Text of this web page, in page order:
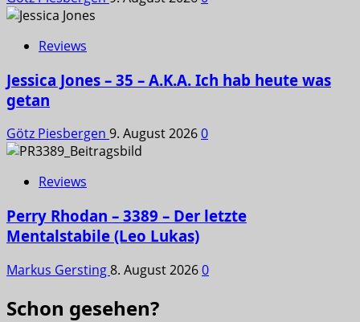
Reviews
Jessica Jones – 35 – A.K.A. Ich hab heute was
getan
Götz Piesbergen 9. August 20260
Reviews
Perry Rhodan – 3389 – Der letzte
Mentalstabile (Leo Lukas)
Markus Gersting8. August 20260
Schon gesehen?